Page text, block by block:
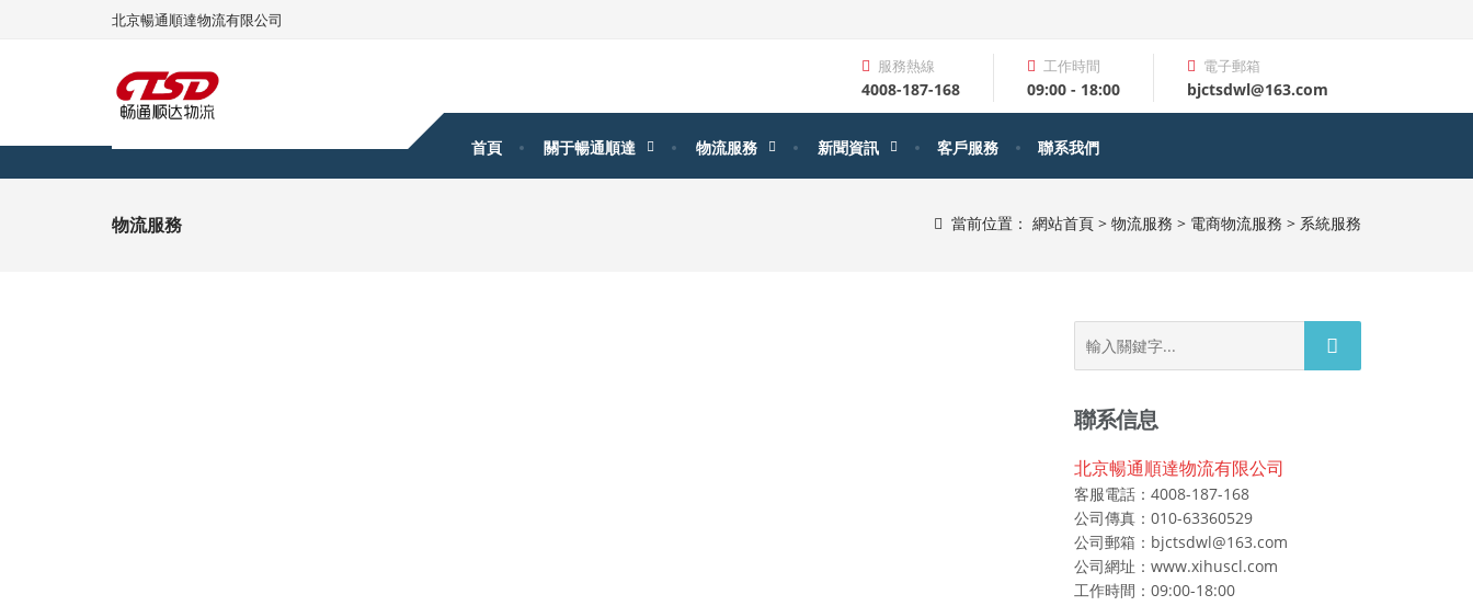
北京暢通順達物流有限公司
首頁 關于暢通順達 物流服務 新聞資訊 客戶服務 聯系我們
服務熱線
4008-187-168
工作時間
09:00 - 18:00
電子郵箱
bjctsdwl@163.com
物流服務 當前位置： 網站首頁 > 物流服務 > 電商物流服務 > 系統服務
for:
聯系信息
北京暢通順達物流有限公司
客服電話：4008-187-168
公司傳真：010-63360529
公司郵箱：bjctsdwl@163.com
公司網址：www.xihuscl.com
工作時間：09:00-18:00